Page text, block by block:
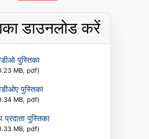
डाउनलोड करें
पुस्तिका
MB, pdf)
पुस्तिका
MB, pdf)
प्रदाता पुस्तिका
MB, pdf)